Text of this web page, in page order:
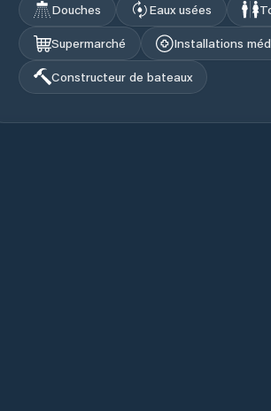
Douches
Eaux usées
Supermarché
Installations
Constructeur de bateaux